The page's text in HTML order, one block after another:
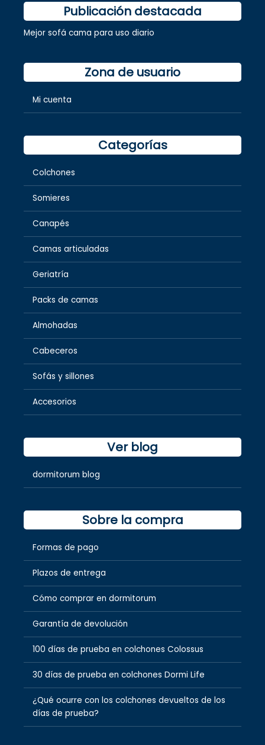
Publicación destacada
Mejor sofá cama para uso diario
Zona de usuario
Mi cuenta
Categorías
Colchones
Somieres
Canapés
Camas articuladas
Geriatría
Packs de camas
Almohadas
Cabeceros
Sofás y sillones
Accesorios
Ver blog
dormitorum blog
Sobre la compra
Formas de pago
Plazos de entrega
Cómo comprar en dormitorum
Garantía de devolución
100 días de prueba en colchones Colossus
30 días de prueba en colchones Dormi Life
¿Qué ocurre con los colchones devueltos de los
días de prueba?